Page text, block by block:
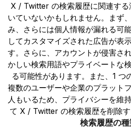
X / Twitter の検索履歴に関連す
いていないかもしれません。まず
み、さらには個人情報が漏れる可
してカスタマイズされた広告が表
す。さらに、アカウントが侵害さ
かしい検索用語やプライベートな
る可能性があります。また、1 つ
複数のユーザーや企業のプラット
人もいるため、プライバシーを維
て X / Twitter の検索履歴を削除す
検索履歴の種